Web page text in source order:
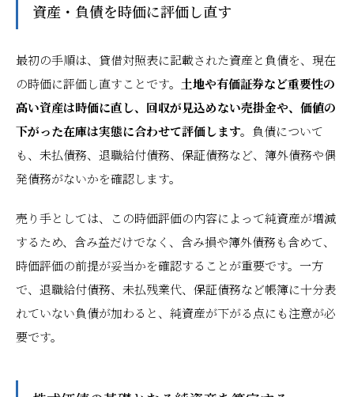
資産・負債を時価に評価し直す
最初の手順は、貸借対照表に記載された資産と負債を、現在
の時価に評価し直すことです。 土地や有価証券など重要性の
高い資産は時価に直し、回収が見込めない売掛金や、価値の
下がった在庫は実態に合わせて評価します。 負債について
も、未払債務、退職給付債務、保証債務など、簿外債務や偶
発債務がないかを確認します。
売り手としては、この時価評価の内容によって純資産が増減
するため、含み益だけでなく、含み損や簿外債務も含めて、
時価評価の前提が妥当かを確認することが重要です。一方
で、退職給付債務、未払残業代、保証債務など帳簿に十分表
れていない負債が加わると、純資産が下がる点にも注意が必
要です。